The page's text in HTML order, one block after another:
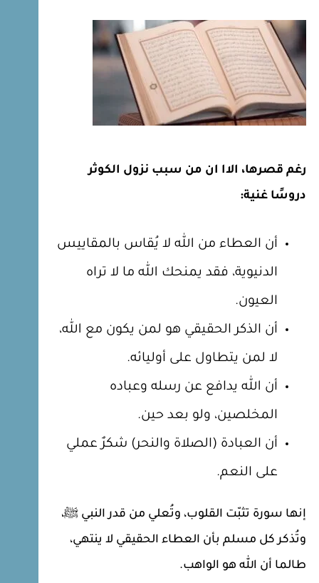
رغم قصرها، الاا ان من سبب نزول الكوثر
دروسًا غنية:
أن العطاء من الله لا يُقاس بالمقاييس
الدنيوية، فقد يمنحك الله ما لا تراه
العيون.
أن الذكر الحقيقي هو لمن يكون مع الله،
لا لمن يتطاول على أوليائه.
أن الله يدافع عن رسله وعباده
المخلصين، ولو بعد حين.
أن العبادة (الصلاة والنحر) شكرٌ عملي
على النعم.
إنها سورة تثبّت القلوب، وتُعلي من قدر النبي ﷺ،
وتُذكر كل مسلم بأن العطاء الحقيقي لا ينتهي،
طالما أن الله هو الواهب.